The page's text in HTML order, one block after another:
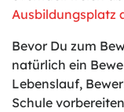
Ausbildungsplatz
Bevor Du zum
natürlich ein
Lebenslauf,
Schule